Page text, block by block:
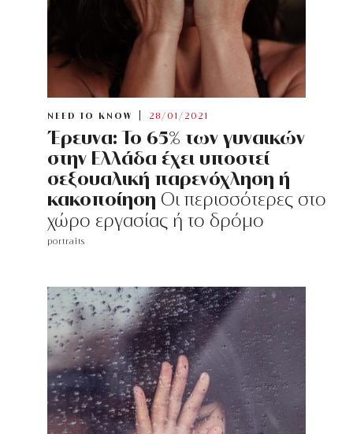
NEED TO KNOW 28/01/2021
Έρευνα: Το 65% των γυναικών
στην Ελλάδα έχει υποστεί
σεξουαλική παρενόχληση ή
κακοποίηση Οι περισσότερες στο
χώρο εργασίας ή το δρόμο
portraits